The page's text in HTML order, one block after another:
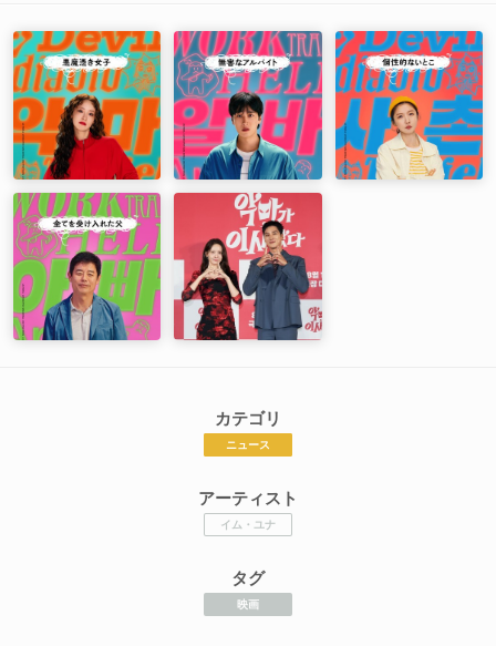
カテゴリ
ニュース
アーティスト
イム・ユナ
タグ
映画